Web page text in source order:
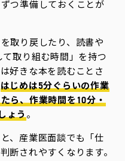
つ準備しておくことが
取り戻したり、読書や
取り組む時間」を持つ
好きな本を読むことさ
はじめは5分ぐらいの作業
ら、作業時間を10分・
ょう。
、産業医面談でも「仕
断されやすくなります。